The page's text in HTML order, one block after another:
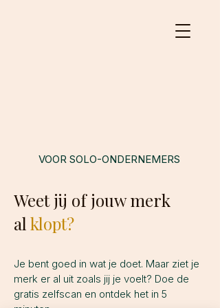
VOOR SOLO-ONDERNEMERS
Weet jij of jouw merk
al klopt?
Je bent goed in wat je doet. Maar ziet je
merk er al uit zoals jij je voelt? Doe de
gratis zelfscan en ontdek het in 5